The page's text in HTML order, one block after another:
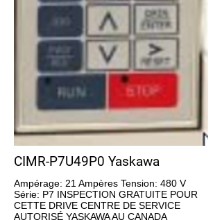
CIMR-P7U49P0 Yaskawa
Ampérage: 21 Ampères Tension: 480 V
Série: P7 INSPECTION GRATUITE POUR
CETTE DRIVE CENTRE DE SERVICE
AUTORISÉ YASKAWA AU CANADA